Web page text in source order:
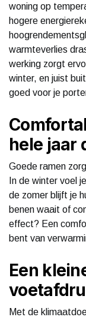
woning op
hogere
warmteverlies
werking zorgt
winter, en juist
goed voor je
hele jaar
Goede ramen
In de winter voel
de zomer blijft je
benen waait of
effect? Een
bent van
Een
Met de